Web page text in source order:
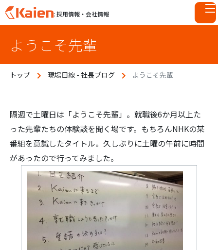
p
: 採用情報・会社情報
ようこそ先輩
トップ 現場目線 - 社長ブログ ようこそ先輩
隔週で土曜日は「ようこそ先輩」。就職後6か月以上た
った先輩たちの体験談を聞く場です。もちろんNHKの某
番組を意識したタイトル。久しぶりに土曜の午前に時間
があったので行ってみました。